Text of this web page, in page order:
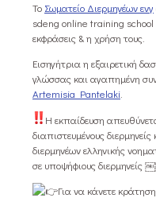
Το Σωματείο Διερμηνέων ενγ
sdeng online training school
εκφράσεις & η χρήση τους.
Εισηγήτρια η εξαιρετική
γλώσσας και αγαπημένη
Artemisia Pantelaki
Η εκπαίδευση
διαπιστευμένους
διερμηνέων ελληνικής
σε υποψήφιους διερμηνείς
Για να κάνετε